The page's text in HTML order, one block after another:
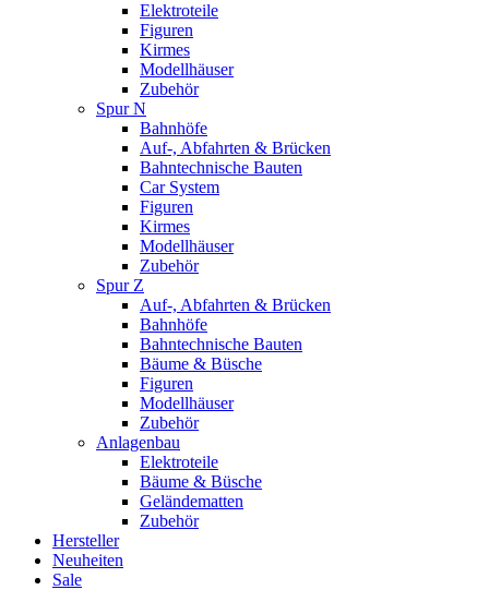
Elektroteile
Figuren
Kirmes
Modellhäuser
Zubehör
Spur N
Bahnhöfe
Auf-, Abfahrten & Brücken
Bahntechnische Bauten
Car System
Figuren
Kirmes
Modellhäuser
Zubehör
Spur Z
Auf-, Abfahrten & Brücken
Bahnhöfe
Bahntechnische Bauten
Bäume & Büsche
Figuren
Modellhäuser
Zubehör
Anlagenbau
Elektroteile
Bäume & Büsche
Geländematten
Zubehör
Hersteller
Neuheiten
Sale